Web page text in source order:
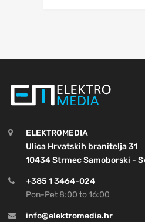
ELEKTROMEDIA
Ulica Hrvatskih branitelja 31
10434 Strmec Samoborski -
+385 1 3464-024
Pon-Pet 8:00 to 16:00
info@elektromedia.hr